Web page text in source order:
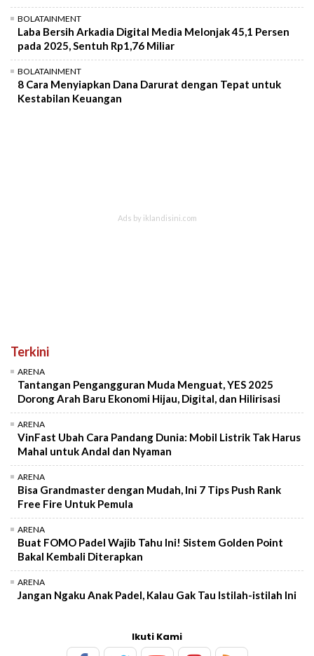
BOLATAINMENT
Laba Bersih Arkadia Digital Media Melonjak 45,1 Persen
pada 2025, Sentuh Rp1,76 Miliar
BOLATAINMENT
8 Cara Menyiapkan Dana Darurat dengan Tepat untuk
Kestabilan Keuangan
Terkini
ARENA
Tantangan Pengangguran Muda Menguat, YES 2025
Dorong Arah Baru Ekonomi Hijau, Digital, dan Hilirisasi
ARENA
VinFast Ubah Cara Pandang Dunia: Mobil Listrik Tak Harus
Mahal untuk Andal dan Nyaman
ARENA
Bisa Grandmaster dengan Mudah, Ini 7 Tips Push Rank
Free Fire Untuk Pemula
ARENA
Buat FOMO Padel Wajib Tahu Ini! Sistem Golden Point
Bakal Kembali Diterapkan
ARENA
Jangan Ngaku Anak Padel, Kalau Gak Tau Istilah-istilah Ini
Ikuti Kami